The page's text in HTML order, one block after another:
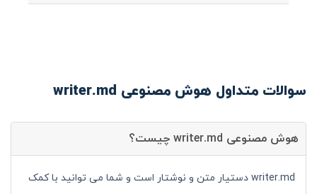
سوالات متداول هوش مصنوعی writer.md
هوش مصنوعی writer.md چیست؟
writer.md دستیار متن و نوشتار است و شما می توانید با کمک